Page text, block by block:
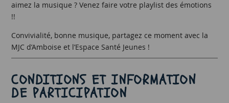
aimez la musique ? Venez faire votre playlist des émotions
!!
Convivialité, bonne musique, partagez ce moment avec la
MJC d’Amboise et l’Espace Santé Jeunes !
CONDITIONS ET INFORMATION
DE PARTICIPATION